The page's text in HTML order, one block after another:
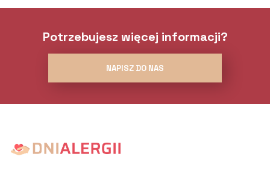
Potrzebujesz więcej informacji?
NAPISZ DO NAS